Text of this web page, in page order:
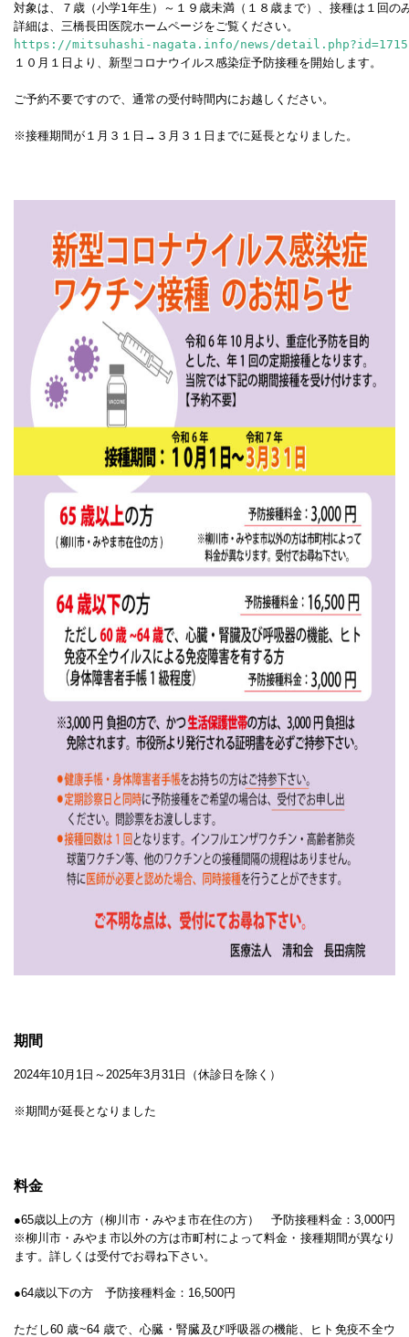
対象は、７歳（小学1年生）～１９歳未満（１８歳まで）、接種は１回の
https://mitsuhashi-nagata.info/news/detail.php?id=1715
１０月１日より、新型コロナウイルス感染症予防接種を開始します。
ご予約不要ですので、通常の受付時間内にお越しください。
※接種期間が１月３１日→３月３１日までに延長となりました。
期間
2024年10月1日～2025年3月31日（休診日を除く）
※期間が延長となりました
料金
●65歳以上の方（柳川市・みやま市在住の方） 予防接種料金：3,000円
※柳川市・みやま市以外の方は市町村によって料金・接種期間が異なり
ます。詳しくは受付でお尋ね下さい。
●64歳以下の方 予防接種料金：16,500円
ただし60 歳~64 歳で、心臓・腎臓及び呼吸器の機能、ヒト免疫不全ウ